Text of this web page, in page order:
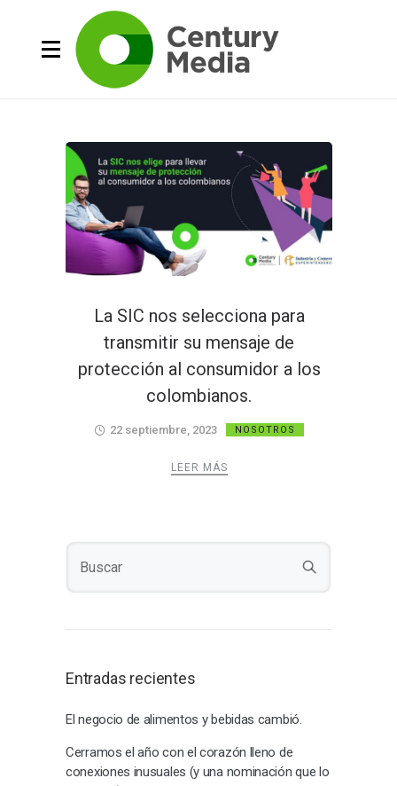
La SIC nos selecciona para
transmitir su mensaje de
protección al consumidor a los
colombianos.
22 septiembre, 2023 NOSOTROS
LEER MÁS
Entradas recientes
El negocio de alimentos y bebidas cambió.
Cerramos el año con el corazón lleno de
conexiones inusuales (y una nominación que lo